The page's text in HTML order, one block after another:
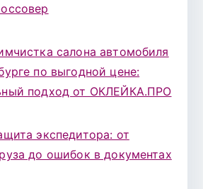
салона автомобиля
по выгодной цене:
подход от ОКЛЕЙКА.ПРО
экспедитора: от
до ошибок в документах